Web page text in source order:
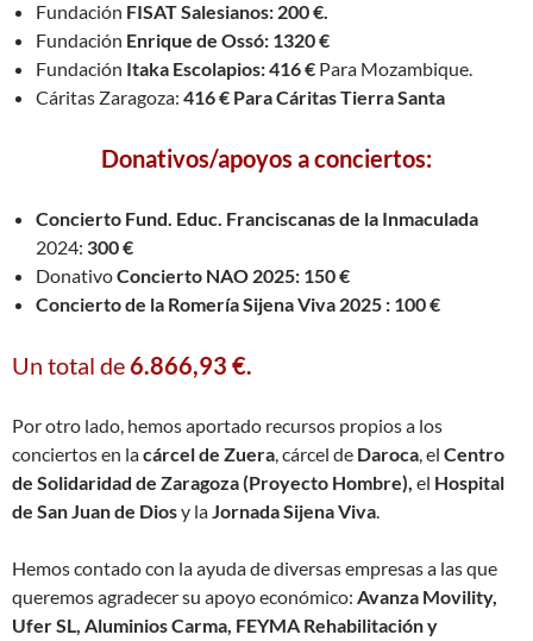
Fundación FISAT Salesianos: 200 €.
Fundación Enrique de Ossó: 1320 €
Fundación Itaka Escolapios: 416 € Para Mozambique.
Cáritas Zaragoza: 416 € Para Cáritas Tierra Santa
Donativos/apoyos a conciertos:
Concierto Fund. Educ. Franciscanas de la Inmaculada
2024: 300 €
DonativoConcierto NAO 2025: 150 €
Concierto de la Romería Sijena Viva 2025 : 100 €
Un total de 6.866,93 €.
Por otro lado, hemos aportado recursos propios a los
conciertos en lacárcel de Zuera, cárcel de Daroca, el Centro
de Solidaridad de Zaragoza (Proyecto Hombre), el Hospital
de San Juan de Diosy laJornada Sijena Viva.
Hemos contado con la ayuda de diversas empresas a las que
queremos agradecer su apoyo económico: Avanza Movility,
Ufer SL, Aluminios Carma, FEYMA Rehabilitación y